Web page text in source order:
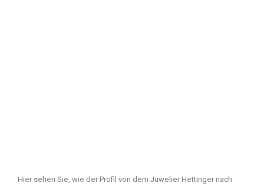
Hier sehen Sie, wie der Profil von dem Juwelier Hettinger nach